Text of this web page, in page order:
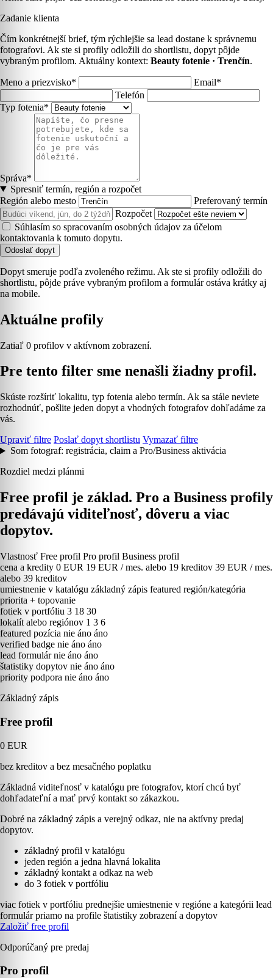
Zadanie klienta
Čím konkrétnejší brief, tým rýchlejšie sa lead dostane k správnemu
fotografovi. Ak ste si profily odložili do shortlistu, dopyt pôjde
vybraným profilom. Aktuálny kontext: Beauty fotenie · Trenčín.
Meno a priezvisko*
Email*
Telefón
Typ fotenia*
Správa*
Spresniť termín, región a rozpočet
Región alebo mesto
Preferovaný termín
Rozpočet
Súhlasím so spracovaním osobných údajov za účelom
kontaktovania k tomuto dopytu.
Odoslať dopyt
Dopyt smeruje podľa zvoleného režimu. Ak ste si profily odložili do
shortlistu, pôjde práve vybraným profilom a formulár ostáva krátky aj
na mobile.
Aktuálne profily
Zatiaľ 0 profilov v aktívnom zobrazení.
Pre tento filter sme nenašli žiadny profil.
Skúste rozšíriť lokalitu, typ fotenia alebo termín. Ak sa stále neviete
rozhodnúť, pošlite jeden dopyt a vhodných fotografov dohľadáme za
vás.
Upraviť filtre Poslať dopyt shortlistu Vymazať filtre
Som fotograf: registrácia, claim a Pro/Business aktivácia
Rozdiel medzi plánmi
Free profil je základ. Pro a Business profily
predávajú viditeľnosť, dôveru a viac
dopytov.
Vlastnosť Free profil Pro profil Business profil
cena a kredity 0 EUR 19 EUR / mes. alebo 19 kreditov 39 EUR / mes.
alebo 39 kreditov
umiestnenie v katalógu základný zápis featured región/kategória
priorita + topovanie
fotiek v portfóliu 3 18 30
lokalít alebo regiónov 1 3 6
featured pozícia nie áno áno
verified badge nie áno áno
lead formulár nie áno áno
štatistiky dopytov nie áno áno
priority podpora nie áno áno
Základný zápis
Free profil
0 EUR
bez kreditov a bez mesačného poplatku
Základná viditeľnosť v katalógu pre fotografov, ktorí chcú byť
dohľadateľní a mať prvý kontakt so zákazkou.
Dobré na základný zápis a verejný odkaz, nie na aktívny predaj
dopytov.
základný profil v katalógu
jeden región a jedna hlavná lokalita
základný kontakt a odkaz na web
do 3 fotiek v portfóliu
viac fotiek v portfóliu prednejšie umiestnenie v regióne a kategórii lead
formulár priamo na profile štatistiky zobrazení a dopytov
Založiť free profil
Odporúčaný pre predaj
Pro profil